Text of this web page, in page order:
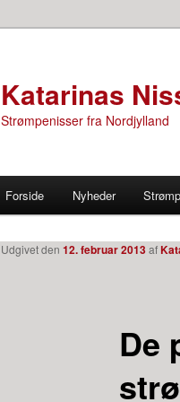
Katarinas
Strømpenisser fra Nordjylland
Fortsæt til primære indhold
Fortsæt til sekundære
Forside Nyheder
Indlæg navigation
De
Udgivet den 12. februar 2013af